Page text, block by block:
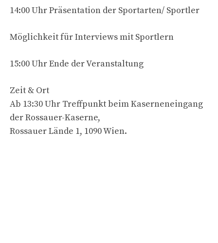
14:00 Uhr Präsentation der Sportarten/ Sportler
Möglichkeit für Interviews mit Sportlern
15:00 Uhr Ende der Veranstaltung
Zeit & Ort
Ab 13:30 Uhr Treffpunkt beim Kaserneneingang
der Rossauer-Kaserne,
Rossauer Lände 1, 1090 Wien.